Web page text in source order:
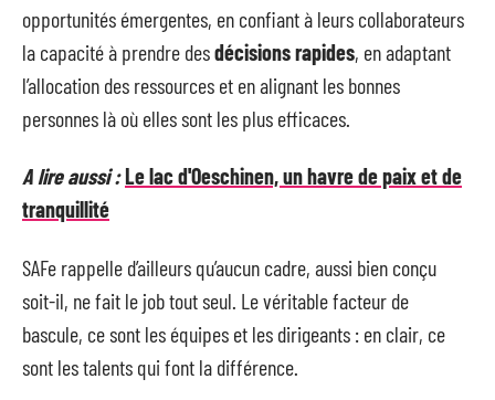
opportunités émergentes, en confiant à leurs collaborateurs
la capacité à prendre desdécisions rapides, en adaptant
l’allocation des ressources et en alignant les bonnes
personnes là où elles sont les plus efficaces.
A lire aussi :Le lac d'Oeschinen, un havre de paix et de
tranquillité
SAFe rappelle d’ailleurs qu’aucun cadre, aussi bien conçu
soit-il, ne fait le job tout seul. Le véritable facteur de
bascule, ce sont les équipes et les dirigeants : en clair, ce
sont les talents qui font la différence.